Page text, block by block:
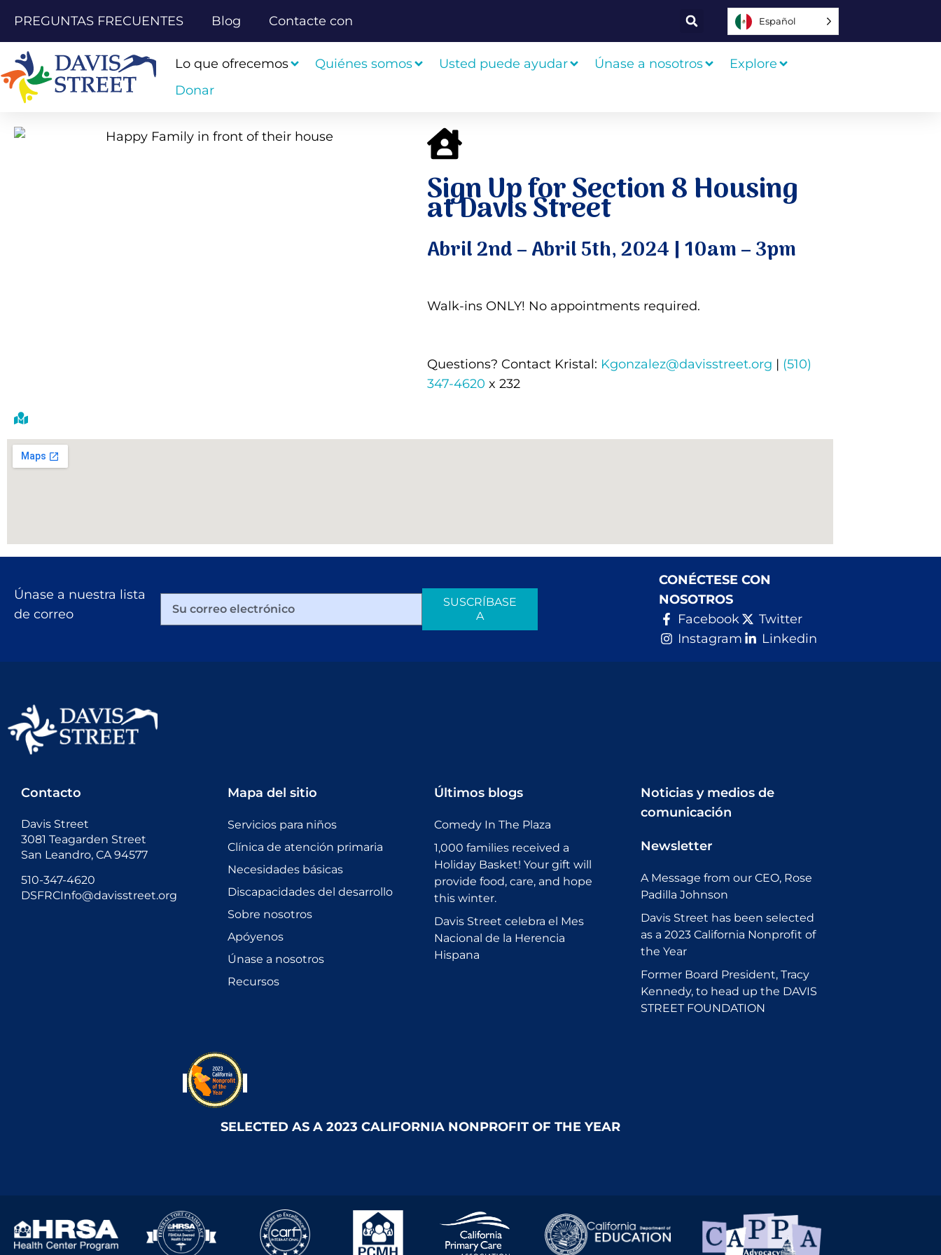
PREGUNTAS FRECUENTES Blog Contacte con Español
Lo que ofrecemos Quiénes somos Usted puede ayudar Únase a nosotros
Explore
Donar
Sign Up for Section 8 Housing
at Davis Street
Abril 2nd – Abril 5th, 2024 | 10am – 3pm
Walk-ins ONLY! No appointments required.
Questions? Contact Kristal: Kgonzalez@davisstreet.org | (510)
347-4620 x 232
Únase a nuestra lista
de correo
SUSCRÍBASE
A
CONÉCTESE CON
NOSOTROS
Facebook
Twitter
Instagram
Linkedin
Contacto
Davis Street
3081 Teagarden Street
San Leandro, CA 94577
510-347-4620
DSFRCInfo@davisstreet.org
Mapa del sitio
Servicios para niños
Clínica de atención primaria
Necesidades básicas
Discapacidades del desarrollo
Sobre nosotros
Apóyenos
Únase a nosotros
Recursos
Últimos blogs
Comedy In The Plaza
1,000 families received a
Holiday Basket! Your gift will
provide food, care, and hope
this winter.
Davis Street celebra el Mes
Nacional de la Herencia
Hispana
Noticias y medios de
comunicación
Newsletter
A Message from our CEO, Rose
Padilla Johnson
Davis Street has been selected
as a 2023 California Nonprofit of
the Year
Former Board President, Tracy
Kennedy, to head up the DAVIS
STREET FOUNDATION
SELECTED AS A 2023 CALIFORNIA NONPROFIT OF THE YEAR